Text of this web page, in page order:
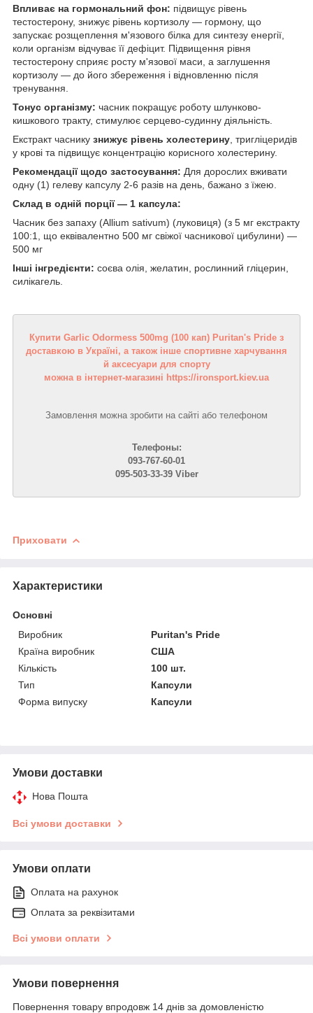
Впливає на гормональний фон: підвищує рівень
тестостерону, знижує рівень кортизолу — гормону, що
запускає розщеплення м'язового білка для синтезу енергії,
коли організм відчуває її дефіцит. Підвищення рівня
тестостерону сприяє росту м'язової маси, а заглушення
кортизолу — до його збереження і відновленню після
тренування.
Тонус організму: часник покращує роботу шлунково-
кишкового тракту, стимулює серцево-судинну діяльність.
Екстракт часнику знижує рівень холестерину , тригліцеридів
у крові та підвищує концентрацію корисного холестерину.
Рекомендації щодо застосування: Для дорослих вживати
одну (1) гелеву капсулу 2-6 разів на день, бажано з їжею.
Склад в одній порції — 1 капсула:
Часник без запаху (Allium sativum) (луковиця) (з 5 мг екстракту
100:1, що еквівалентно 500 мг свіжої часникової цибулини) —
500 мг
Інші інгредієнти: соєва олія, желатин, рослинний гліцерин,
силікагель.
Купити Garlic Odormess 500mg (100 кап) Puritan's Pride з
доставкою в Україні, а також інше спортивне харчування
й аксесуари для спорту
можна в інтернет-магазині https://ironsport.kiev.ua
Замовлення можна зробити на сайті або телефоном
Телефоны:
093-767-60-01
095-503-33-39 Viber
Приховати
Характеристики
Основні
Виробник
Puritan's Pride
Країна виробник
США
Кількість
100 шт.
Тип
Капсули
Форма випуску
Капсули
Умови доставки
Нова Пошта
Всі умови доставки
Умови оплати
Оплата на рахунок
Оплата за реквізитами
Всі умови оплати
Умови повернення
Повернення товару впродовж 14 днів за домовленістю